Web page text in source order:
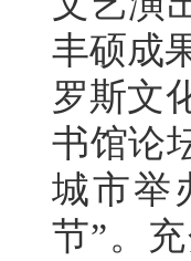
丰硕成
罗斯文
书馆论
城市举
节”。